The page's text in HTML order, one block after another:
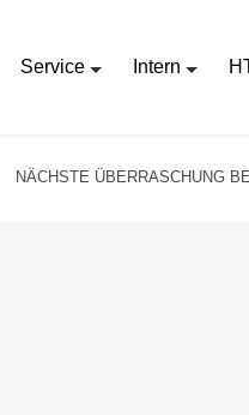
Service Intern
NÄCHSTE ÜBERRASCHUNG